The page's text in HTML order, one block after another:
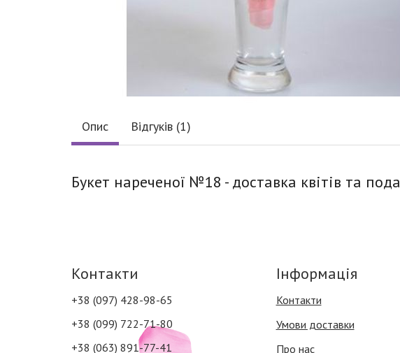
Опис Відгуків (1)
Букет нареченої №18 - доставка квітів та
Контакти
+38 (097) 428-98-65
+38 (099) 722-71-80
+38 (063) 891-77-41
Інформація
Контакти
Умови доставки
Про нас